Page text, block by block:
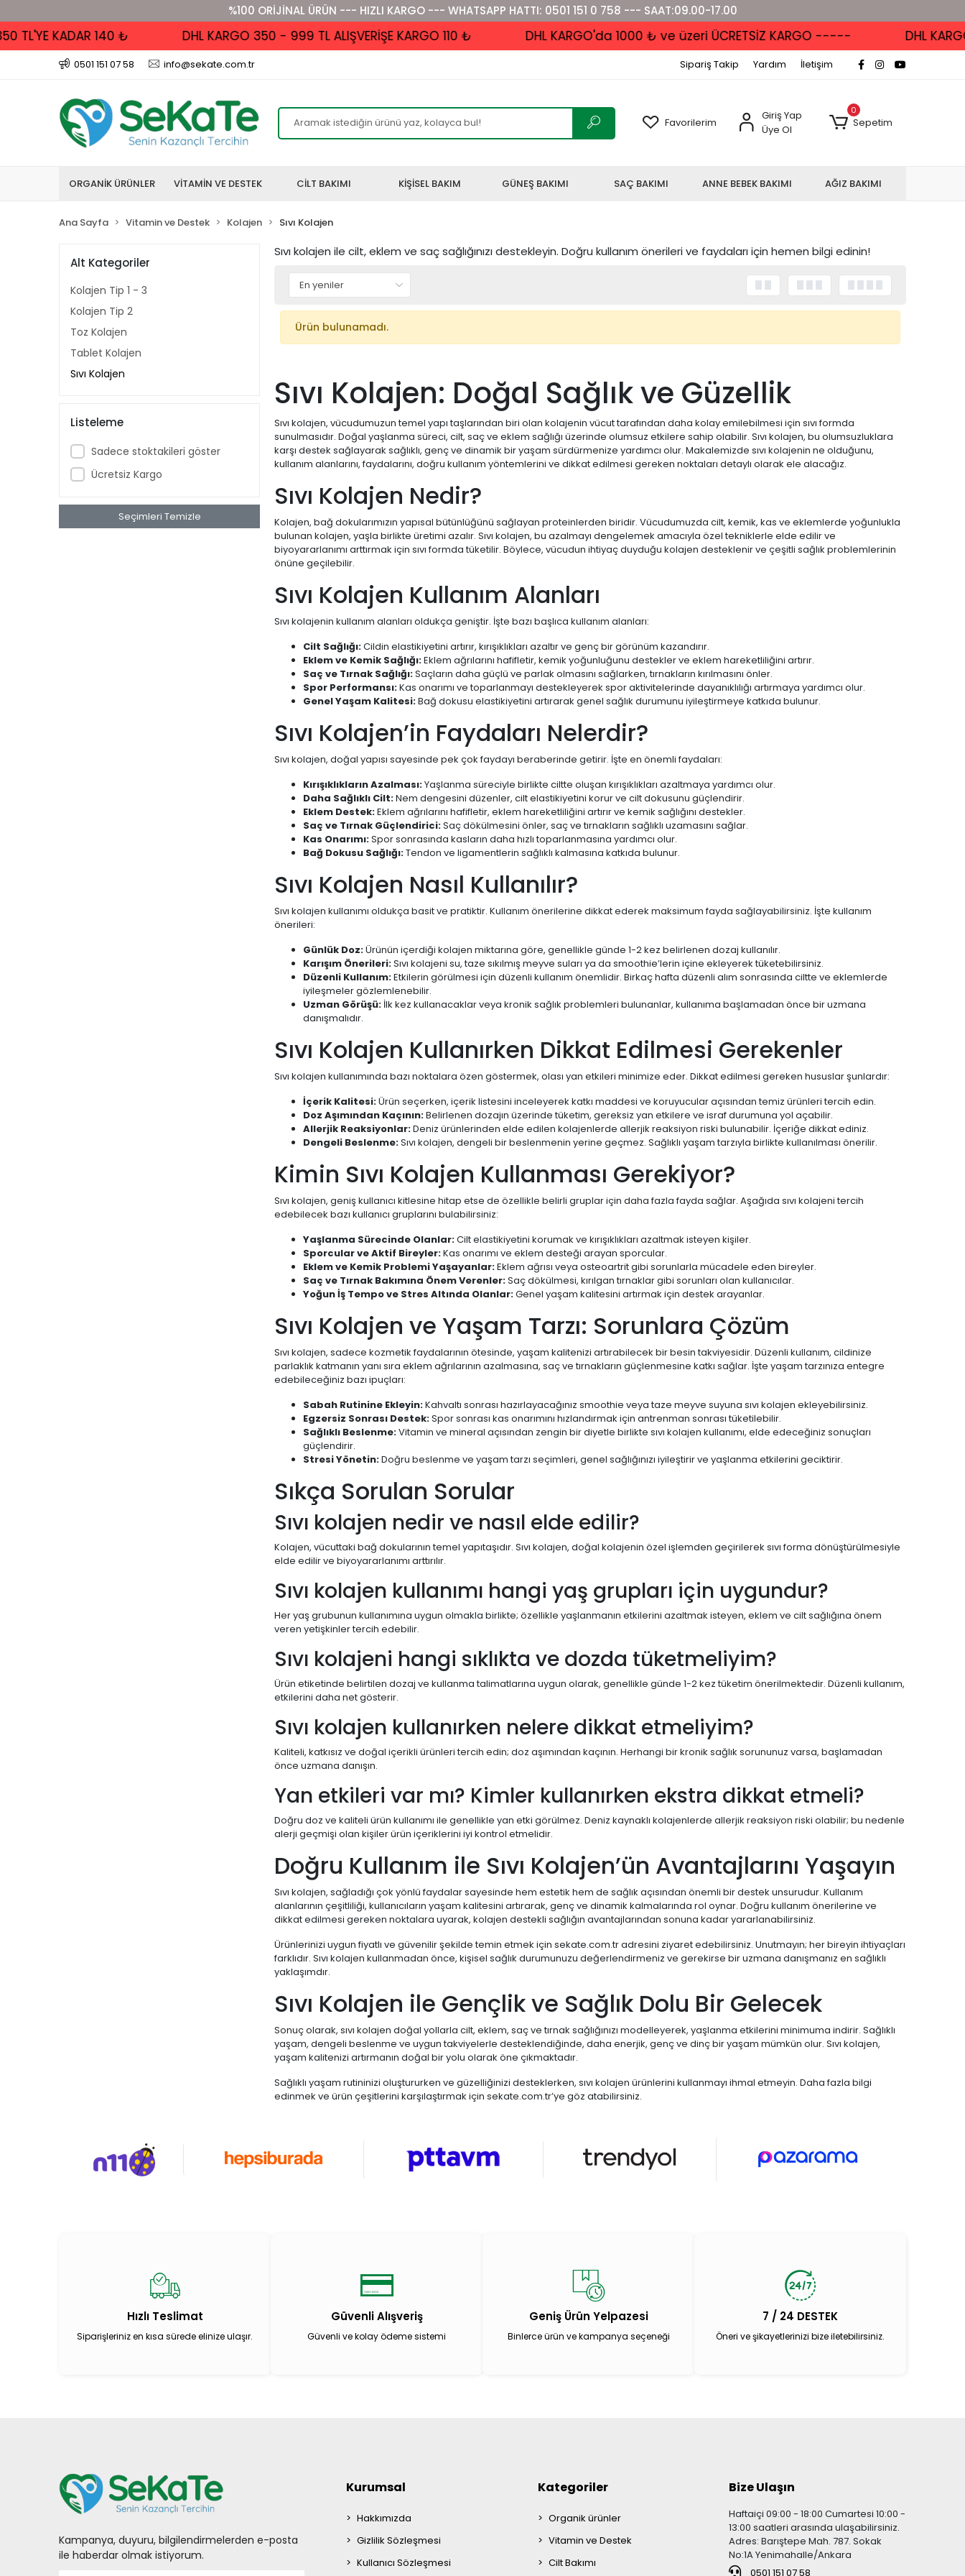
%100 ORİJİNAL ÜRÜN --- HIZLI KARGO --- WHATSAPP HATTI: 0501 151 0 758 --- SAAT:09.00-17.00
KADAR 140 ₺ DHL KARGO 350 - 999 TL ALIŞVERİŞE KARGO 110 ₺ DHL KARGO'da 1000 ₺ ve üzeri ÜCRETSİZ KARGO ----- DHL
0501 151 07 58 info@sekate.com.tr Sipariş Takip Yardım İletişim
Favorilerim
Giriş Yap
Üye Ol
0
Sepetim
ORGANİK ÜRÜNLER VİTAMİN VE DESTEK CİLT BAKIMI KİŞİSEL BAKIM GÜNEŞ BAKIMI SAÇ BAKIMI ANNE BEBEK BAKIMI AĞIZ BAKIMI
Ana Sayfa Vitamin ve Destek Kolajen Sıvı Kolajen
Alt Kategoriler
Kolajen Tip 1 - 3
Kolajen Tip 2
Toz Kolajen
Tablet Kolajen
Sıvı Kolajen
Listeleme
Sadece stoktakileri göster
Ücretsiz Kargo
Seçimleri Temizle
Sıvı kolajen ile cilt, eklem ve saç sağlığınızı destekleyin. Doğru kullanım önerileri ve faydaları için hemen bilgi edinin!
Ürün bulunamadı.
Sıvı Kolajen: Doğal Sağlık ve Güzellik
Sıvı kolajen, vücudumuzun temel yapı taşlarından biri olan kolajenin vücut tarafından daha kolay emilebilmesi için sıvı formda
sunulmasıdır. Doğal yaşlanma süreci, cilt, saç ve eklem sağlığı üzerinde olumsuz etkilere sahip olabilir. Sıvı kolajen, bu olumsuzluklara
karşı destek sağlayarak sağlıklı, genç ve dinamik bir yaşam sürdürmenize yardımcı olur. Makalemizde sıvı kolajenin ne olduğunu,
kullanım alanlarını, faydalarını, doğru kullanım yöntemlerini ve dikkat edilmesi gereken noktaları detaylı olarak ele alacağız.
Sıvı Kolajen Nedir?
Kolajen, bağ dokularımızın yapısal bütünlüğünü sağlayan proteinlerden biridir. Vücudumuzda cilt, kemik, kas ve eklemlerde yoğunlukla
bulunan kolajen, yaşla birlikte üretimi azalır. Sıvı kolajen, bu azalmayı dengelemek amacıyla özel tekniklerle elde edilir ve
biyoyararlanımı arttırmak için sıvı formda tüketilir. Böylece, vücudun ihtiyaç duyduğu kolajen desteklenir ve çeşitli sağlık problemlerinin
önüne geçilebilir.
Sıvı Kolajen Kullanım Alanları
Sıvı kolajenin kullanım alanları oldukça geniştir. İşte bazı başlıca kullanım alanları:
Cilt Sağlığı:Cildin elastikiyetini artırır, kırışıklıkları azaltır ve genç bir görünüm kazandırır.
Eklem ve Kemik Sağlığı:Eklem ağrılarını hafifletir, kemik yoğunluğunu destekler ve eklem hareketliliğini artırır.
Saç ve Tırnak Sağlığı:Saçların daha güçlü ve parlak olmasını sağlarken, tırnakların kırılmasını önler.
Spor Performansı:Kas onarımı ve toparlanmayı destekleyerek spor aktivitelerinde dayanıklılığı artırmaya yardımcı olur.
Genel Yaşam Kalitesi:Bağ dokusu elastikiyetini artırarak genel sağlık durumunu iyileştirmeye katkıda bulunur.
Sıvı Kolajen’in Faydaları Nelerdir?
Sıvı kolajen, doğal yapısı sayesinde pek çok faydayı beraberinde getirir. İşte en önemli faydaları:
Kırışıklıkların Azalması:Yaşlanma süreciyle birlikte ciltte oluşan kırışıklıkları azaltmaya yardımcı olur.
Daha Sağlıklı Cilt:Nem dengesini düzenler, cilt elastikiyetini korur ve cilt dokusunu güçlendirir.
Eklem Destek:Eklem ağrılarını hafifletir, eklem hareketliliğini artırır ve kemik sağlığını destekler.
Saç ve Tırnak Güçlendirici:Saç dökülmesini önler, saç ve tırnakların sağlıklı uzamasını sağlar.
Kas Onarımı:Spor sonrasında kasların daha hızlı toparlanmasına yardımcı olur.
Bağ Dokusu Sağlığı:Tendon ve ligamentlerin sağlıklı kalmasına katkıda bulunur.
Sıvı Kolajen Nasıl Kullanılır?
Sıvı kolajen kullanımı oldukça basit ve pratiktir. Kullanım önerilerine dikkat ederek maksimum fayda sağlayabilirsiniz. İşte kullanım
önerileri:
Günlük Doz:Ürünün içerdiği kolajen miktarına göre, genellikle günde 1-2 kez belirlenen dozaj kullanılır.
Karışım Önerileri:Sıvı kolajeni su, taze sıkılmış meyve suları ya da smoothie’lerin içine ekleyerek tüketebilirsiniz.
Düzenli Kullanım:Etkilerin görülmesi için düzenli kullanım önemlidir. Birkaç hafta düzenli alım sonrasında ciltte ve eklemlerde
iyileşmeler gözlemlenebilir.
Uzman Görüşü: İlk kez kullanacaklar veya kronik sağlık problemleri bulunanlar, kullanıma başlamadan önce bir uzmana
danışmalıdır.
Sıvı Kolajen Kullanırken Dikkat Edilmesi Gerekenler
Sıvı kolajen kullanımında bazı noktalara özen göstermek, olası yan etkileri minimize eder. Dikkat edilmesi gereken hususlar şunlardır:
İçerik Kalitesi:Ürün seçerken, içerik listesini inceleyerek katkı maddesi ve koruyucular açısından temiz ürünleri tercih edin.
Doz Aşımından Kaçının:Belirlenen dozajın üzerinde tüketim, gereksiz yan etkilere ve israf durumuna yol açabilir.
Allerjik Reaksiyonlar:Deniz ürünlerinden elde edilen kolajenlerde allerjik reaksiyon riski bulunabilir. İçeriğe dikkat ediniz.
Dengeli Beslenme:Sıvı kolajen, dengeli bir beslenmenin yerine geçmez. Sağlıklı yaşam tarzıyla birlikte kullanılması önerilir.
Kimin Sıvı Kolajen Kullanması Gerekiyor?
Sıvı kolajen, geniş kullanıcı kitlesine hitap etse de özellikle belirli gruplar için daha fazla fayda sağlar. Aşağıda sıvı kolajeni tercih
edebilecek bazı kullanıcı gruplarını bulabilirsiniz:
Yaşlanma Sürecinde Olanlar:Cilt elastikiyetini korumak ve kırışıklıkları azaltmak isteyen kişiler.
Sporcular ve Aktif Bireyler:Kas onarımı ve eklem desteği arayan sporcular.
Eklem ve Kemik Problemi Yaşayanlar:Eklem ağrısı veya osteoartrit gibi sorunlarla mücadele eden bireyler.
Saç ve Tırnak Bakımına Önem Verenler:Saç dökülmesi, kırılgan tırnaklar gibi sorunları olan kullanıcılar.
Yoğun İş Tempo ve Stres Altında Olanlar:Genel yaşam kalitesini artırmak için destek arayanlar.
Sıvı Kolajen ve Yaşam Tarzı: Sorunlara Çözüm
Sıvı kolajen, sadece kozmetik faydalarının ötesinde, yaşam kalitenizi artırabilecek bir besin takviyesidir. Düzenli kullanım, cildinize
parlaklık katmanın yanı sıra eklem ağrılarının azalmasına, saç ve tırnakların güçlenmesine katkı sağlar. İşte yaşam tarzınıza entegre
edebileceğiniz bazı ipuçları:
Sabah Rutinine Ekleyin:Kahvaltı sonrası hazırlayacağınız smoothie veya taze meyve suyuna sıvı kolajen ekleyebilirsiniz.
Egzersiz Sonrası Destek:Spor sonrası kas onarımını hızlandırmak için antrenman sonrası tüketilebilir.
Sağlıklı Beslenme:Vitamin ve mineral açısından zengin bir diyetle birlikte sıvı kolajen kullanımı, elde edeceğiniz sonuçları
güçlendirir.
Stresi Yönetin:Doğru beslenme ve yaşam tarzı seçimleri, genel sağlığınızı iyileştirir ve yaşlanma etkilerini geciktirir.
Sıkça Sorulan Sorular
Sıvı kolajen nedir ve nasıl elde edilir?
Kolajen, vücuttaki bağ dokularının temel yapıtaşıdır. Sıvı kolajen, doğal kolajenin özel işlemden geçirilerek sıvı forma dönüştürülmesiyle
elde edilir ve biyoyararlanımı arttırılır.
Sıvı kolajen kullanımı hangi yaş grupları için uygundur?
Her yaş grubunun kullanımına uygun olmakla birlikte; özellikle yaşlanmanın etkilerini azaltmak isteyen, eklem ve cilt sağlığına önem
veren yetişkinler tercih edebilir.
Sıvı kolajeni hangi sıklıkta ve dozda tüketmeliyim?
Ürün etiketinde belirtilen dozaj ve kullanma talimatlarına uygun olarak, genellikle günde 1-2 kez tüketim önerilmektedir. Düzenli kullanım,
etkilerini daha net gösterir.
Sıvı kolajen kullanırken nelere dikkat etmeliyim?
Kaliteli, katkısız ve doğal içerikli ürünleri tercih edin; doz aşımından kaçının. Herhangi bir kronik sağlık sorununuz varsa, başlamadan
önce uzmana danışın.
Yan etkileri var mı? Kimler kullanırken ekstra dikkat etmeli?
Doğru doz ve kaliteli ürün kullanımı ile genellikle yan etki görülmez. Deniz kaynaklı kolajenlerde allerjik reaksiyon riski olabilir; bu nedenle
alerji geçmişi olan kişiler ürün içeriklerini iyi kontrol etmelidir.
Doğru Kullanım ile Sıvı Kolajen’ün Avantajlarını Yaşayın
Sıvı kolajen, sağladığı çok yönlü faydalar sayesinde hem estetik hem de sağlık açısından önemli bir destek unsurudur. Kullanım
alanlarının çeşitliliği, kullanıcıların yaşam kalitesini artırarak, genç ve dinamik kalmalarında rol oynar. Doğru kullanım önerilerine ve
dikkat edilmesi gereken noktalara uyarak, kolajen destekli sağlığın avantajlarından sonuna kadar yararlanabilirsiniz.
Ürünlerinizi uygun fiyatlı ve güvenilir şekilde temin etmek için sekate.com.tr adresini ziyaret edebilirsiniz. Unutmayın; her bireyin ihtiyaçları
farklıdır. Sıvı kolajen kullanmadan önce, kişisel sağlık durumunuzu değerlendirmeniz ve gerekirse bir uzmana danışmanız en sağlıklı
yaklaşımdır.
Sıvı Kolajen ile Gençlik ve Sağlık Dolu Bir Gelecek
Sonuç olarak, sıvı kolajen doğal yollarla cilt, eklem, saç ve tırnak sağlığınızı modelleyerek, yaşlanma etkilerini minimuma indirir. Sağlıklı
yaşam, dengeli beslenme ve uygun takviyelerle desteklendiğinde, daha enerjik, genç ve dinç bir yaşam mümkün olur. Sıvı kolajen,
yaşam kalitenizi artırmanın doğal bir yolu olarak öne çıkmaktadır.
Sağlıklı yaşam rutininizi oluştururken ve güzelliğinizi desteklerken, sıvı kolajen ürünlerini kullanmayı ihmal etmeyin. Daha fazla bilgi
edinmek ve ürün çeşitlerini karşılaştırmak için sekate.com.tr’ye göz atabilirsiniz.
Hızlı Teslimat
Siparişleriniz en kısa sürede elinize ulaşır.
Güvenli Alışveriş
Güvenli ve kolay ödeme sistemi
Geniş Ürün Yelpazesi
Binlerce ürün ve kampanya seçeneği
7 / 24 DESTEK
Öneri ve şikayetlerinizi bize iletebilirsiniz.
Kampanya, duyuru, bilgilendirmelerden e-posta
ile haberdar olmak istiyorum.
Kurumsal
Hakkımızda
Gizlilik Sözleşmesi
Kullanıcı Sözleşmesi
Kategoriler
Organik ürünler
Vitamin ve Destek
Cilt Bakımı
Bize Ulaşın
Haftaiçi 09:00 - 18:00 Cumartesi 10:00 -
13:00 saatleri arasında ulaşabilirsiniz.
Adres: Barıştepe Mah. 787. Sokak
No:1A Yenimahalle/Ankara
0501 151 07 58